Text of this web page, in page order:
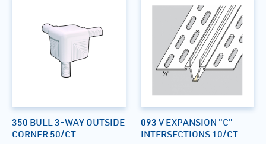
350 BULL 3-WAY OUTSIDE
CORNER 50/CT
093 V EXPANSION "C"
INTERSECTIONS 10/CT